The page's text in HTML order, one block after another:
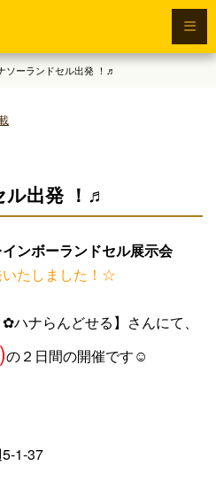
ソーランドセル出発 ！♬
出発 ！♬
ンボーランドセル展示会
たしました！☆
✿ハナらんどせる】 さんにて、
の２日間の開催です☺
1-37